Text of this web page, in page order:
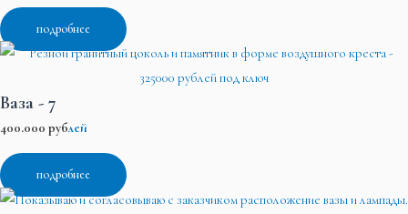
подробнее
Ваза - 7
400.000 рублей
подробнее